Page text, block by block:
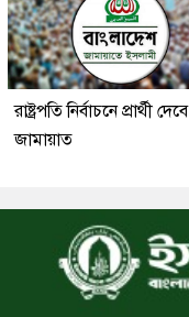
রাষ্ট্রপতি নির্বাচনে প্রার্থী দেবে
জামায়াত